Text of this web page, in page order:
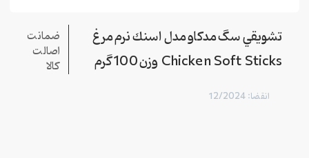
تشويقي سگ مدكاو مدل اسنك نرم مرغ
Chicken Soft Sticks وزن 100 گرم
ضمانت
اصالت
کالا
انقضا: 12/2024